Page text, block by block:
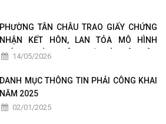
PHƯỜNG TÂN CHÂU TRAO GIẤY CHỨNG
NHẬN KẾT HÔN, LAN TỎA MÔ HÌNH
CHÍNH QUYỀN THÂN THIỆN VÌ NHÂN DÂN
14/05/2026
DANH MỤC THÔNG TIN PHẢI CÔNG KHAI
NĂM 2025
02/01/2025